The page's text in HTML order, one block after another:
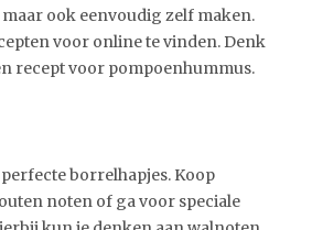
ook eenvoudig zelf maken.
voor online te vinden. Denk
recept voor pompoenhummus.
borrelhapjes. Koop
noten of ga voor speciale